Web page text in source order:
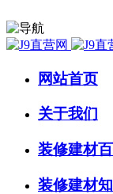
网站首页
关于我们
装修建材
装修建材